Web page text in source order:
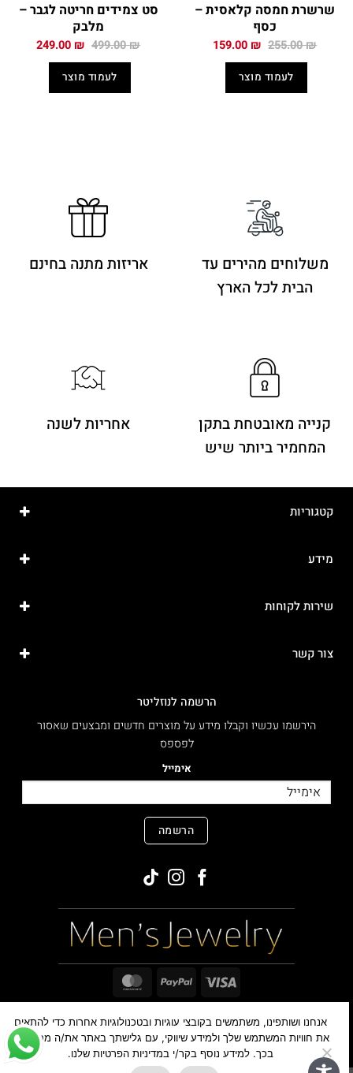
שרשרת חמסה קלאסית –
כסף
255.00₪ המחיר
255.00 ₪.
159.00₪ המחיר
לעמוד מוצר
סט צמידים חריטה לגבר –
מלבק
499.00₪ המחיר
499.00 ₪.
249.00₪ המחיר
לעמוד מוצר
משלוחים מהירים עד
הבית לכל הארץ
אריזות מתנה בחינם
קנייה מאובטחת בתקן
המחמיר ביותר שיש
אחריות לשנה
קטגוריות
מידע
שירות לקוחות
צור קשר
הרשמה לנוזליטר
הירשמו עכשיו וקבלו מידע על מוצרים חדשים ומבצעים שאסור
לפספס
אימייל
הרשמה
Visa
PayPal
כל הזכויות שמורות © MensJewelry,2026
אנחנו ושותפינו, משתמשים בקובצי עוגיות ובטכנולוגיות אחרות כדי להתאים
את חוויות המשתמש שלך ולמידע שיווקי, עם גלישתך באתר את/ה מסכימים
בכך. למידע נוסף בקר/י במדיניות הפרטיות שלנו.